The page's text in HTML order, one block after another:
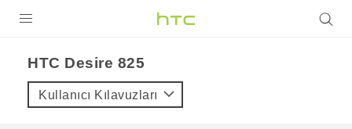
VIVE
HTC Desire 825‎
Kullanıcı Kılavuzları